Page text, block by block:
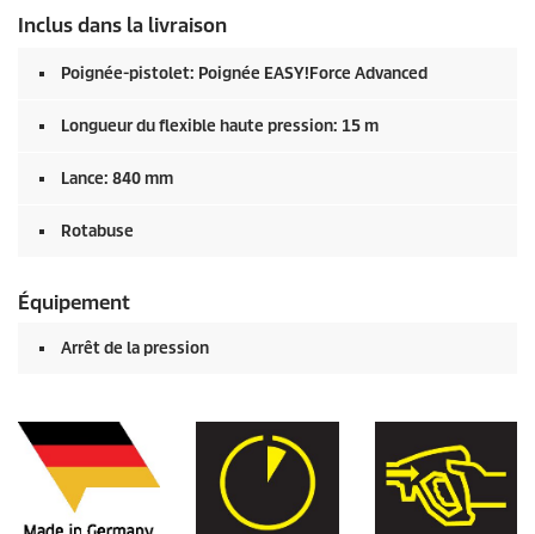
Inclus dans la livraison
Poignée-pistolet: Poignée EASY!Force Advanced
Longueur du flexible haute pression: 15 m
Lance: 840 mm
Rotabuse
Équipement
Arrêt de la pression